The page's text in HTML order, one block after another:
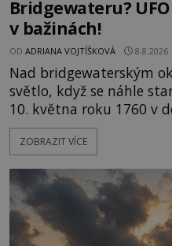
Bridgewateru?
v bažinách!
OD ADRIANA VOJTÍŠKOVÁ 8.8.2026
Nad bridgewaterským
světlo, když se náhle
10. května roku 1760 v
dojde k vůbec prvnímu
přeletu UFO. Podle záznamů vyzařuje takové
jen o nějaký optický
právě vznáší
ZOBRAZIT VÍCE